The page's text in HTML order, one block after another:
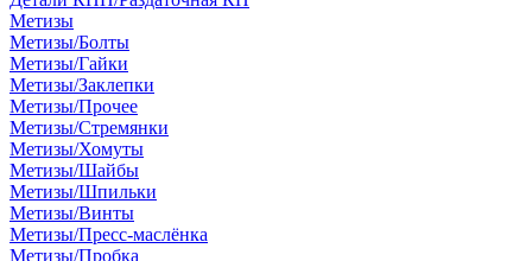
Метизы
Метизы/Болты
Метизы/Гайки
Метизы/Заклепки
Метизы/Прочее
Метизы/Стремянки
Метизы/Хомуты
Метизы/Шайбы
Метизы/Шпильки
Метизы/Винты
Метизы/Пресс-маслёнка
Метизы/Пробка